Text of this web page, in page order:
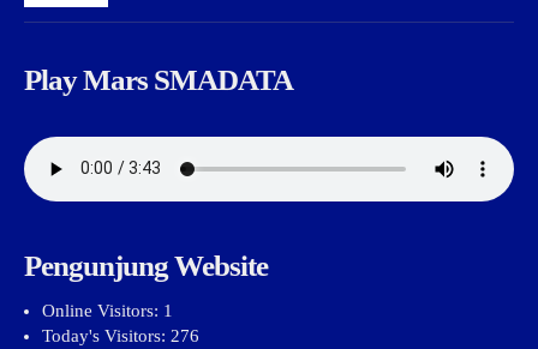
Play Mars SMADATA
Pengunjung Website
Online Visitors: 1
Today's Visitors: 276